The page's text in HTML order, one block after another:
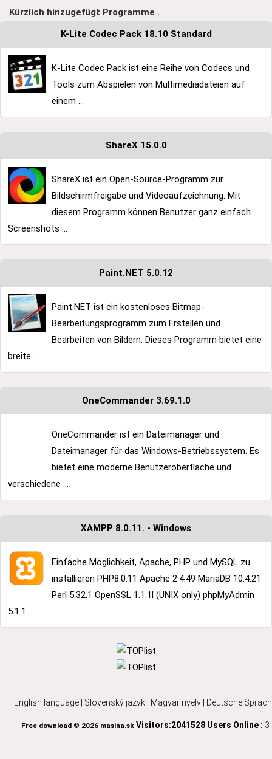
Kürzlich hinzugefügt Programme .
K-Lite Codec Pack 18.10 Standard
K-Lite Codec Pack ist eine Reihe von Codecs und
Tools zum Abspielen von Multimediadateien auf
einem ...
ShareX 15.0.0
ShareX ist ein Open-Source-Programm zur
Bildschirmfreigabe und Videoaufzeichnung. Mit
diesem Programm können Benutzer ganz einfach
Screenshots ...
Paint.NET 5.0.12
Paint.NET ist ein kostenloses Bitmap-
Bearbeitungsprogramm zum Erstellen und
Bearbeiten von Bildern. Dieses Programm bietet eine
breite ...
OneCommander 3.69.1.0
OneCommander ist ein Dateimanager und
Dateimanager für das Windows-Betriebssystem. Es
bietet eine moderne Benutzeroberfläche und
verschiedene ...
XAMPP 8.0.11. - Windows
Einfache Möglichkeit, Apache, PHP und MySQL zu
installieren PHP8.0.11 Apache 2.4.49 MariaDB 10.4.21
Perl 5.32.1 OpenSSL 1.1.1l (UNIX only) phpMyAdmin
5.1.1 ...
English language Slovenský jazyk Magyar nyelv Deutsche
Free download © 2026 masina.skVisitors:2041528 Users Online : 3